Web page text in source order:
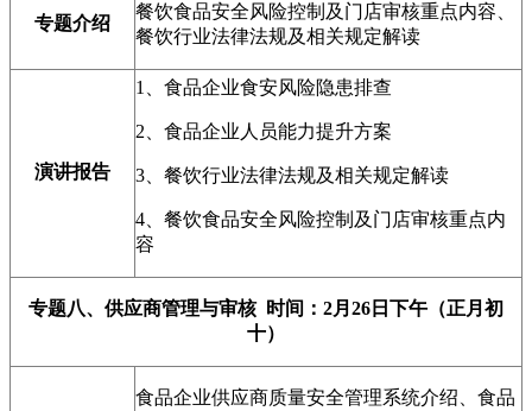
专题介绍
餐饮食品安全风险控制及门店审核重点内容、
餐饮行业法律法规及相关规定解读
演讲报告
1、食品企业食安风险隐患排查
2、食品企业人员能力提升方案
3、餐饮行业法律法规及相关规定解读
4、餐饮食品安全风险控制及门店审核重点内
容
专题八、供应商管理与审核 时间：2月26日下午（正月初
十）
食品企业供应商质量安全管理系统介绍、食品